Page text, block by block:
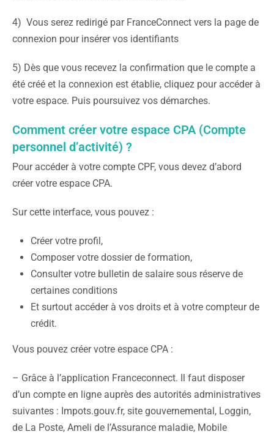
4) Vous serez redirigé par FranceConnect vers la page de
connexion pour insérer vos identifiants
5) Dès que vous recevez la confirmation que le compte a
été créé et la connexion est établie, cliquez pour accéder à
votre espace. Puis poursuivez vos démarches.
Comment créer votre espace CPA (Compte
personnel d’activité) ?
Pour accéder à votre compte CPF, vous devez d’abord
créer votre espace CPA.
Sur cette interface, vous pouvez :
Créer votre profil,
Composer votre dossier de formation,
Consulter votre bulletin de salaire sous réserve de
certaines conditions
Et surtout accéder à vos droits et à votre compteur de
crédit.
Vous pouvez créer votre espace CPA :
– Grâce à l’application Franceconnect. Il faut disposer
d’un compte en ligne auprès des autorités administratives
suivantes : Impots.gouv.fr, site gouvernemental, Loggin,
de La Poste, Ameli de l’Assurance maladie, Mobile